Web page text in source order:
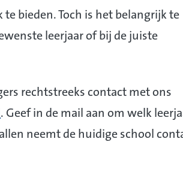
bieden. Toch is het belangrijk te
leerjaar of bij de juiste
rechtstreeks contact met ons
. Geef in de mail aan om welk
neemt de huidige school